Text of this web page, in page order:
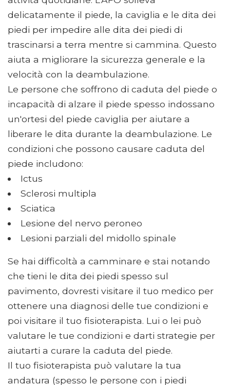
delicatamente il piede, la caviglia e le dita dei
piedi per impedire alle dita dei piedi di
trascinarsi a terra mentre si cammina. Questo
aiuta a migliorare la sicurezza generale e la
velocità con la deambulazione.
Le persone che soffrono di caduta del piede o
incapacità di alzare il piede spesso indossano
un'ortesi del piede caviglia per aiutare a
liberare le dita durante la deambulazione. Le
condizioni che possono causare caduta del
piede includono:
Ictus
Sclerosi multipla
Sciatica
Lesione del nervo peroneo
Lesioni parziali del midollo spinale
Se hai difficoltà a camminare e stai notando
che tieni le dita dei piedi spesso sul
pavimento, dovresti visitare il tuo medico per
ottenere una diagnosi delle tue condizioni e
poi visitare il tuo fisioterapista. Lui o lei può
valutare le tue condizioni e darti strategie per
aiutarti a curare la caduta del piede.
Il tuo fisioterapista può valutare la tua
andatura (spesso le persone con i piedi